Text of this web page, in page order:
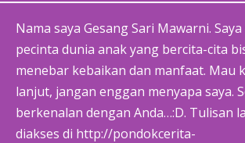
Nama saya Gesang Sari Mawarni.
pecinta dunia anak yang bercita-cita
menebar kebaikan dan manfaat. Mau
lanjut, jangan enggan menyapa saya.
berkenalan dengan Anda…:D. Tulisan
diakses di http://pondokcerita-